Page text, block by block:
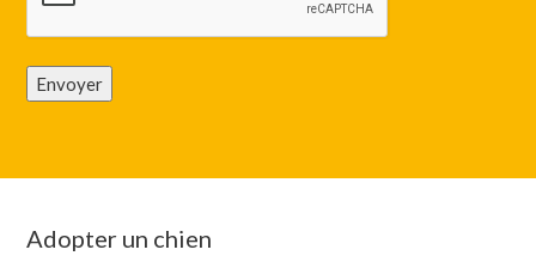
Envoyer
Adopter un chien